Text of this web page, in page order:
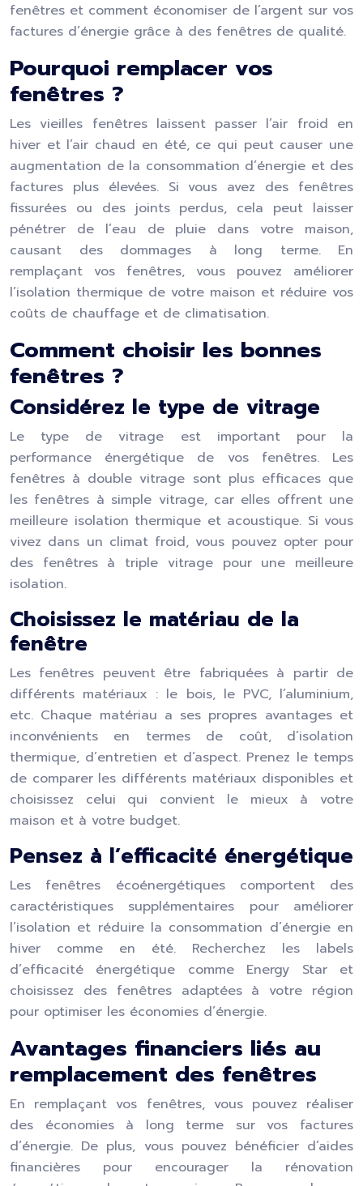
fenêtres et comment économiser de l’argent sur vos
factures d’énergie grâce à des fenêtres de qualité.
Pourquoi remplacer vos
fenêtres ?
Les vieilles fenêtres laissent passer l’air froid en
hiver et l’air chaud en été, ce qui peut causer une
augmentation de la consommation d’énergie et des
factures plus élevées. Si vous avez des fenêtres
fissurées ou des joints perdus, cela peut laisser
pénétrer de l’eau de pluie dans votre maison,
causant des dommages à long terme. En
remplaçant vos fenêtres, vous pouvez améliorer
l’isolation thermique de votre maison et réduire vos
coûts de chauffage et de climatisation.
Comment choisir les bonnes
fenêtres ?
Considérez le type de vitrage
Le type de vitrage est important pour la
performance énergétique de vos fenêtres. Les
fenêtres à double vitrage sont plus efficaces que
les fenêtres à simple vitrage, car elles offrent une
meilleure isolation thermique et acoustique. Si vous
vivez dans un climat froid, vous pouvez opter pour
des fenêtres à triple vitrage pour une meilleure
isolation.
Choisissez le matériau de la
fenêtre
Les fenêtres peuvent être fabriquées à partir de
différents matériaux : le bois, le PVC, l’aluminium,
etc. Chaque matériau a ses propres avantages et
inconvénients en termes de coût, d’isolation
thermique, d’entretien et d’aspect. Prenez le temps
de comparer les différents matériaux disponibles et
choisissez celui qui convient le mieux à votre
maison et à votre budget.
Pensez à l’efficacité énergétique
Les fenêtres écoénergétiques comportent des
caractéristiques supplémentaires pour améliorer
l’isolation et réduire la consommation d’énergie en
hiver comme en été. Recherchez les labels
d’efficacité énergétique comme Energy Star et
choisissez des fenêtres adaptées à votre région
pour optimiser les économies d’énergie.
Avantages financiers liés au
remplacement des fenêtres
En remplaçant vos fenêtres, vous pouvez réaliser
des économies à long terme sur vos factures
d’énergie. De plus, vous pouvez bénéficier d’aides
financières pour encourager la rénovation